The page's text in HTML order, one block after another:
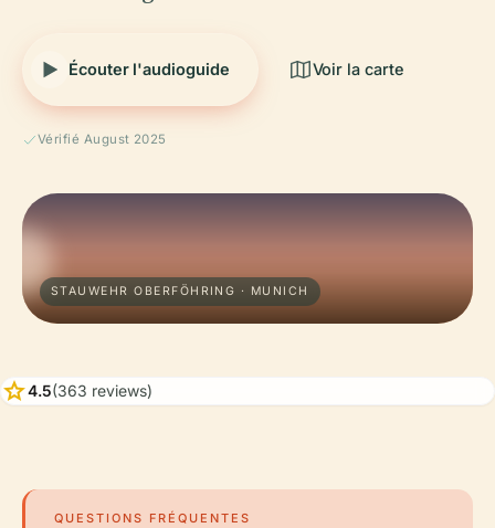
Écouter l'audioguide Voir la carte
Vérifié August 2025
STAUWEHR OBERFÖHRING · MUNICH
star4.5(363 reviews)
QUESTIONS FRÉQUENTES